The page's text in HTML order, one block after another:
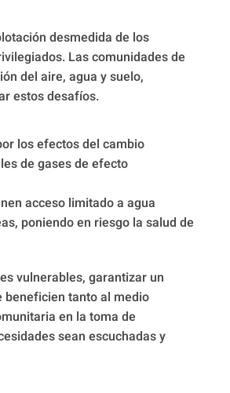
desmedida de los
Las comunidades de
del aire, agua y suelo,
estos desafíos.
los efectos del cambio
de gases de efecto
acceso limitado a agua
poniendo en riesgo la salud de
vulnerables, garantizar un
beneficien tanto al medio
en la toma de
sean escuchadas y